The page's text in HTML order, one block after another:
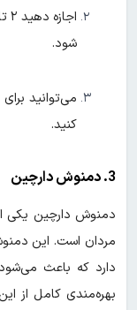
شود.
می‌توانید
کنید.
3. دمنوش دارچین
دمنوش دارچین یکی
مردان است. این
دارد که باعث
بهره‌مندی کامل از